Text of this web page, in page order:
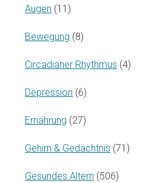
Augen (11)
Bewegung (8)
Circadianer Rhythmus (4)
Depression (6)
Ernährung (27)
Gehirn & Gedächtnis (71)
Gesundes Altern (506)